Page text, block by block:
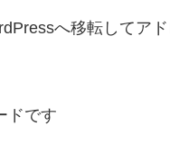
へ移転してア
ドです